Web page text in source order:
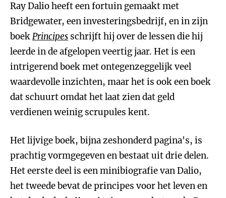
Ray Dalio heeft een fortuin gemaakt met
Bridgewater, een investeringsbedrijf, en in zijn
boekPrincipes schrijft hij over de lessen die hij
leerde in de afgelopen veertig jaar. Het is een
intrigerend boek met ontegenzeggelijk veel
waardevolle inzichten, maar het is ook een boek
dat schuurt omdat het laat zien dat geld
verdienen weinig scrupules kent.
Het lijvige boek, bijna zeshonderd pagina's, is
prachtig vormgegeven en bestaat uit drie delen.
Het eerste deel is een minibiografie van Dalio,
het tweede bevat de principes voor het leven en